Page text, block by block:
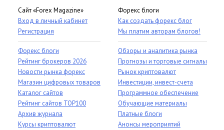
Сайт «Forex Magazine»
Вход в личный кабинет
Регистрация
Форекс блоги
Рейтинг брокеров 2026
Новости рынка форекс
Магазин цифровых товаров
Каталог сайтов
Рейтинг сайтов TOP100
Архив журнала
Курсы криптовалют
Форекс блоги
Как создать форекс блог
Мы платим авторам блогов!
Обзоры и аналитика рынка
Прогнозы и торговые сигналы
Рынок криптовалют
Инвестиции, инвест-счета
Программное обеспечение
Обучающие материалы
Платные блоги
Анонсы мероприятий